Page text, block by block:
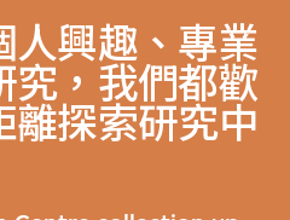
人興趣、專業
究，我們都歡
離探索研究中